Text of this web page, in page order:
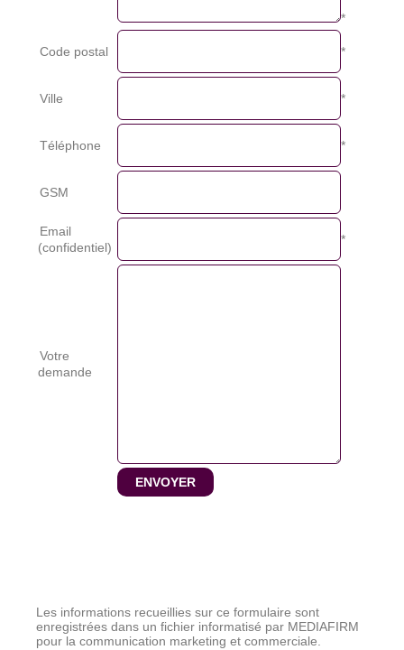
*
Code postal *
Ville *
Téléphone *
GSM
Email
(confidentiel)
*
Votre
demande
ENVOYER
Les informations recueillies sur ce formulaire sont
enregistrées dans un fichier informatisé par MEDIAFIRM
pour la communication marketing et commerciale.